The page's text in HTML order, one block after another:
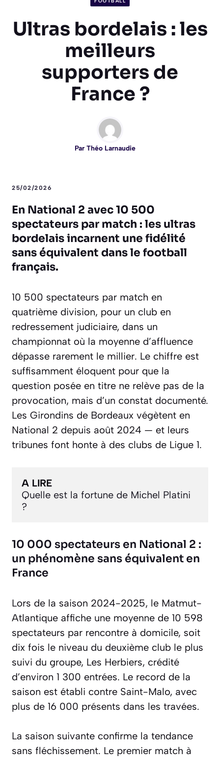
Ultras bordelais : les
meilleurs
supporters de
France ?
Par Théo Larnaudie
25/02/2026
En National 2 avec 10 500
spectateurs par match : les ultras
bordelais incarnent une fidélité
sans équivalent dans le football
français.
10 500 spectateurs par match en
quatrième division, pour un club en
redressement judiciaire, dans un
championnat où la moyenne d’affluence
dépasse rarement le millier. Le chiffre est
suffisamment éloquent pour que la
question posée en titre ne relève pas de la
provocation, mais d’un constat documenté.
Les Girondins de Bordeaux végètent en
National 2 depuis août 2024 — et leurs
tribunes font honte à des clubs de Ligue 1.
A LIRE
Quelle est la fortune de Michel Platini
?
10 000 spectateurs en National 2 :
un phénomène sans équivalent en
France
Lors de la saison 2024-2025, le Matmut-
Atlantique affiche une moyenne de 10 598
spectateurs par rencontre à domicile, soit
dix fois le niveau du deuxième club le plus
suivi du groupe, Les Herbiers, crédité
d’environ 1 300 entrées. Le record de la
saison est établi contre Saint-Malo, avec
plus de 16 000 présents dans les travées.
La saison suivante confirme la tendance
sans fléchissement. Le premier match à